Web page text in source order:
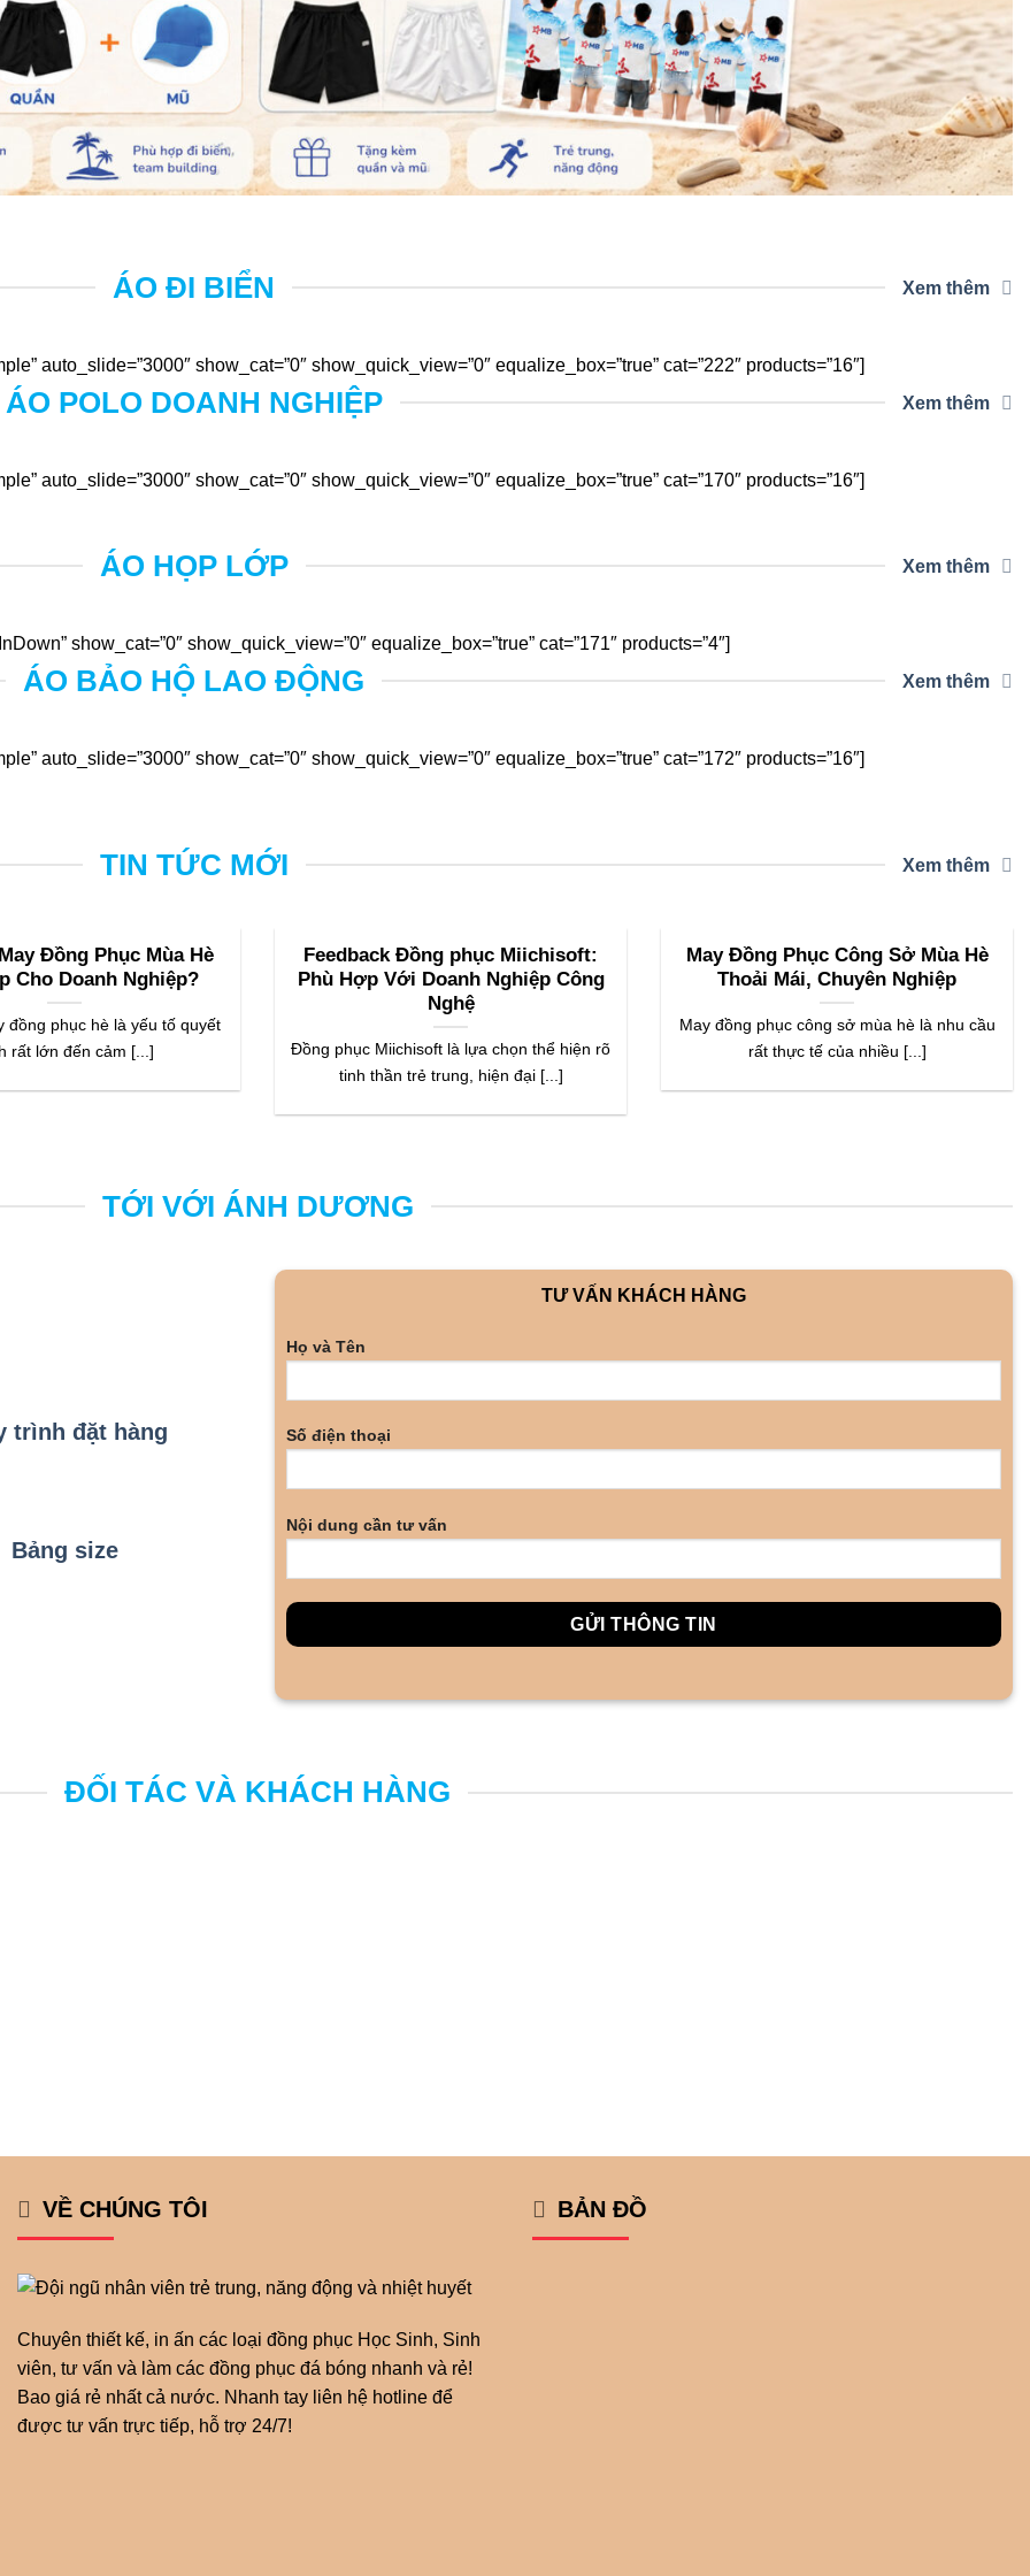
ÁO ĐI BIỂN Xem thêm
auto_slide=”3000″ show_cat=”0″ show_quick_view=”0″ equalize_box=”true” cat=”222″ products=”16″]
ÁO POLO DOANH NGHIỆP Xem thêm
auto_slide=”3000″ show_cat=”0″ show_quick_view=”0″ equalize_box=”true” cat=”170″ products=”16″]
ÁO HỌP LỚP Xem thêm
show_cat=”0″ show_quick_view=”0″ equalize_box=”true” cat=”171″ products=”4″]
ÁO BẢO HỘ LAO ĐỘNG Xem thêm
auto_slide=”3000″ show_cat=”0″ show_quick_view=”0″ equalize_box=”true” cat=”172″ products=”16″]
TIN TỨC MỚI Xem thêm
Đồng Phục Mùa Hè
Cho Doanh Nghiệp?
đồng phục hè là yếu tố quyết
rất lớn đến cảm [...]
Feedback Đồng phục Miichisoft:
Phù Hợp Với Doanh Nghiệp Công
Nghệ
Đồng phục Miichisoft là lựa chọn thể hiện rõ
tinh thần trẻ trung, hiện đại [...]
May Đồng Phục Công Sở Mùa Hè
Thoải Mái, Chuyên Nghiệp
May đồng phục công sở mùa hè là nhu cầu
rất thực tế của nhiều [...]
TỚI VỚI ÁNH DƯƠNG
trình đặt hàng
Bảng size
TƯ VẤN KHÁCH HÀNG
Họ và Tên
Số điện thoại
Nội dung cần tư vấn
ĐỐI TÁC VÀ KHÁCH HÀNG
VỀ CHÚNG TÔI
Chuyên thiết kế, in ấn các loại đồng phục Học Sinh, Sinh
viên, tư vấn và làm các đồng phục đá bóng nhanh và rẻ!
Bao giá rẻ nhất cả nước. Nhanh tay liên hệ hotline để
được tư vấn trực tiếp, hỗ trợ 24/7!
BẢN ĐỒ